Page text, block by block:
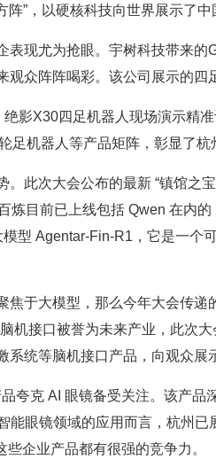
”，以硬核科技向世界展示了中
表现尤为抢眼。宇树科技带来
众阵阵喝彩。该公司展示的四
绝影X30四足机器人现场演示精
足机器人等产品矩阵，彰显了杭
此次大会公布的最新 “镇馆之
炼目前已上线包括 Qwen 在内
模型 Agentar-Fin-R1，它是一
于大模型，那么今年大会传递
机接口被誉为未来产业，此次
统等脑机接口产品，向观众展
夸克 AI 眼镜备受关注。该产
能眼镜领域的应用而言，杭州
企业产品都有很强的竞争力。